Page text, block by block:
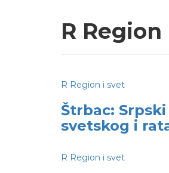
R
R Region i svet
Štrbac:
svetskog i
R Region i svet